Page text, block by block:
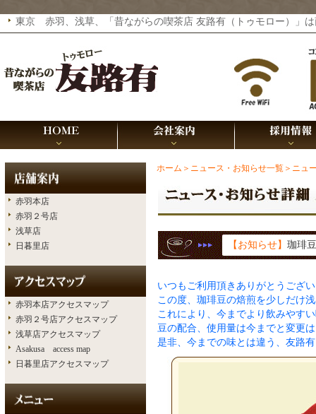
東京 赤羽、浅草、「昔ながらの喫茶店 友路有（トゥモロー）」は
赤羽本店
赤羽２号店
浅草店
日暮里店
赤羽本店アクセスマップ
赤羽２号店アクセスマップ
浅草店アクセスマップ
Asakusa access map
日暮里店アクセスマップ
ホーム ＞ニュース・お知らせ一覧 ＞ニュ
【お知らせ】珈琲
いつもご利用頂きありがとうござ
この度、珈琲豆の焙煎を少しだけ
これにより、今までより飲みやす
豆の配合、使用量は今までと変更
是非、今までの味とは違う、友路